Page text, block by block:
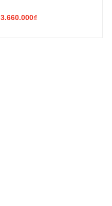
3.660.000₫